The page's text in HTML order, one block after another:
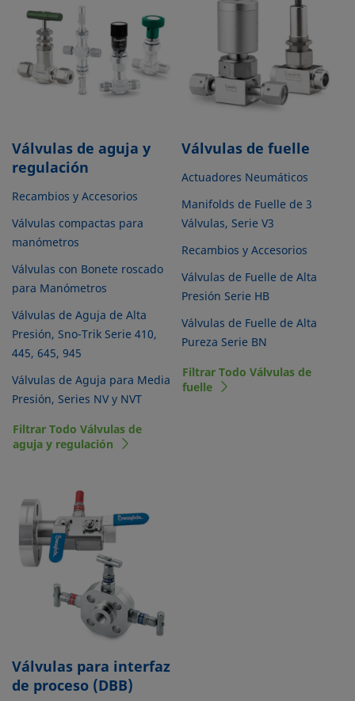
Válvulas de aguja y
regulación
Recambios y Accesorios
Válvulas compactas para
manómetros
Válvulas con Bonete roscado
para Manómetros
Válvulas de Aguja de Alta
Presión, Sno-Trik Serie 410,
445, 645, 945
Válvulas de Aguja para Media
Presión, Series NV y NVT
Filtrar Todo Válvulas de
aguja y regulación
Válvulas de fuelle
Actuadores Neumáticos
Manifolds de Fuelle de 3
Válvulas, Serie V3
Recambios y Accesorios
Válvulas de Fuelle de Alta
Presión Serie HB
Válvulas de Fuelle de Alta
Pureza Serie BN
Filtrar Todo Válvulas de
fuelle
Válvulas para interfaz
de proceso (DBB)